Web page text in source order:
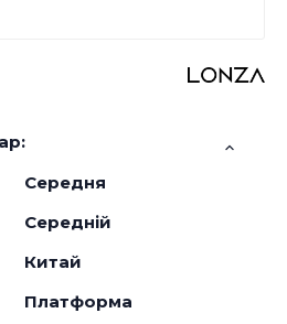
Середня
Середній
Китай
Платформа